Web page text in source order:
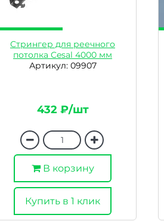
Стрингер для реечного
потолка Cesal 4000 мм
Артикул: 09907
432 ₽/шт
В корзину
Купить в 1 клик